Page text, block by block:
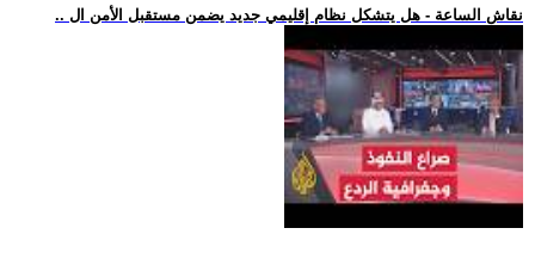
.. نقاش الساعة - هل يتشكل نظام إقليمي جديد يضمن مستقبل الأمن ال